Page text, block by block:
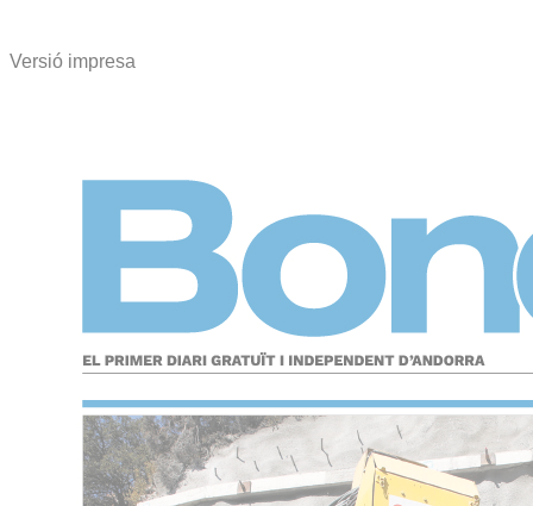
Versió impresa